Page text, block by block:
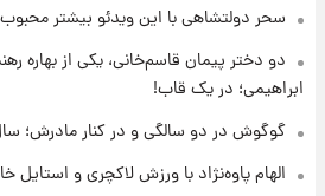
سحر دولتشاهی با این ویدئو بیشتر
دو دختر پیمان قاسم‌خانی، یکی از بهاره
ابراهیمی؛ در یک قاب!
گوگوش در دو سالگی و در کنار مادرش؛ سال
الهام پاوه‌نژاد با ورزش لاکچری و